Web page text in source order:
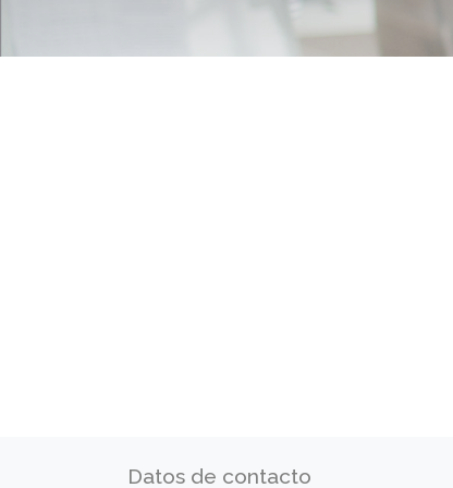
Datos de contacto